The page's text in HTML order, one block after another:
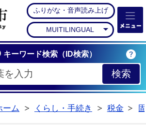
石岡市公式ホームペー
ふりがな・音声読み上げ
MUITILINGUAL
キーワード検索（ID検索）
ーム
くらし・手続き
税金